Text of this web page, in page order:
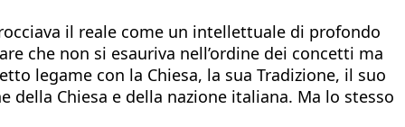
il reale come un intellettuale di profondo
che non si esauriva nell’ordine dei concetti ma
legame con la Chiesa, la sua Tradizione, il suo
Chiesa e della nazione italiana. Ma lo stesso